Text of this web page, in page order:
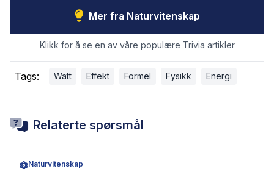
Mer fra Naturvitenskap
Klikk for å se en av våre populære Trivia artikler
Tags: Watt Effekt Formel Fysikk Energi
Relaterte spørsmål
Naturvitenskap